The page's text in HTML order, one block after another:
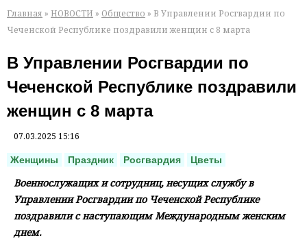
Главная » НОВОСТИ » Общество » В Управлении Росгвардии по
Чеченской Республике поздравили женщин с 8 марта
В Управлении Росгвардии по
Чеченской Республике поздравили
женщин с 8 марта
07.03.2025 15:16
Женщины Праздник Росгвардия Цветы
Военнослужащих и сотрудниц, несущих службу в
Управлении Росгвардии по Чеченской Республике
поздравили с наступающим Международным женским
днем.